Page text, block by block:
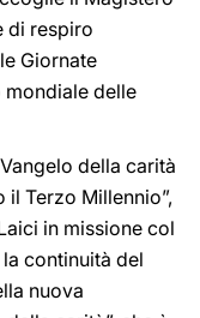
di respiro
Giornate
mondiale delle
della carità
il Terzo Millennio”,
in missione col
continuità del
nuova